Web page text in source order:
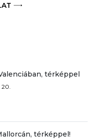
térképpel
térképpel!